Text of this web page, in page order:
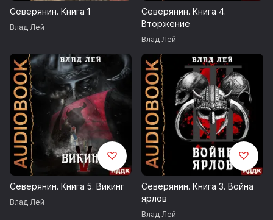
Музыка: incompetech.filmmusic.io
Kevin MacLeod / Strength Of The Titans
studio.youtube.com
SYBS / Chasing Time
Запись 2022 г.
Возрастные ограничения 16+
Северянин. Книга 1
Влад Лей
Северянин. Книга 4.
Вторжение
Влад Лей
Северянин. Книга 5. Викинг
Влад Лей
Северянин. Книга 3. Война
ярлов
Влад Лей